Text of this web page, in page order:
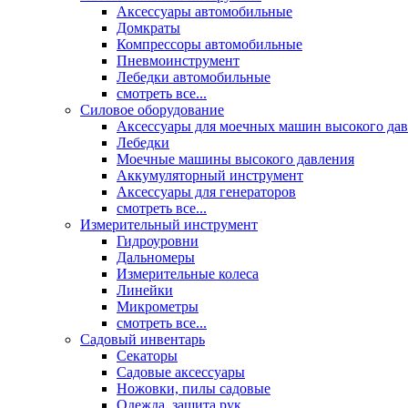
Аксессуары автомобильные
Домкраты
Компрессоры автомобильные
Пневмоинструмент
Лебедки автомобильные
смотреть все...
Силовое оборудование
Аксессуары для моечных машин высокого
Лебедки
Моечные машины высокого давления
Аккумуляторный инструмент
Аксессуары для генераторов
смотреть все...
Измерительный инструмент
Гидроуровни
Дальномеры
Измерительные колеса
Линейки
Микрометры
смотреть все...
Садовый инвентарь
Секаторы
Садовые аксессуары
Ножовки, пилы садовые
Одежда, защита рук